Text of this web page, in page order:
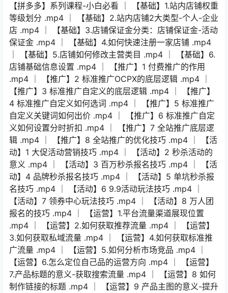
【拼多多】系列课程-小白必看 │ 【基础】1.站内店铺权重
等级划分 .mp4 │ 【基础】2.站内店铺2大类型-个人-企业
店 .mp4 │ 【基础】3.店铺保证金分类：店铺保证金-活动
保证金 .mp4 │ 【基础】4.如何快速注册一家店铺 .mp4
│ 【基础】5.店铺如何修改主营类目 .mp4 │ 【基础】6.
店铺基础信息设置 .mp4 │ 【推广】1 付费推广的作用
.mp4 │ 【推广】2 标准推广OCPX的底层逻辑 .mp4 │
【推广】3 标准推广自定义的底层逻辑 .mp4 │ 【推广】
4 标准推广自定义如何选词 .mp4 │ 【推广】5 标准推广
自定义关键词如何出价 .mp4 │ 【推广】6 标准推广自定
义如何设置分时折扣 .mp4 │ 【推广】7 全站推广底层逻
辑 .mp4 │ 【推广】8 全站推广的优化技巧 .mp4 │ 【活
动】1 大促活动营销技巧 .mp4 │ 【活动】2 秒杀活动的
意义 .mp4 │ 【活动】3 百万秒杀报名技巧 .mp4 │ 【活
动】4 品牌秒杀报名技巧 .mp4 │ 【活动】5 单坑秒杀报
名技巧 .mp4 │ 【活动】6 9.9活动玩法技巧 .mp4 │
【活动】7 领券中心玩法技巧 .mp4 │ 【活动】8 万人团
报名的技巧 .mp4 │ 【运营】1.平台流量渠道展现位置
.mp4 │ 【运营】2.如何获取推荐流量 .mp4 │ 【运营】
3.如何获取私域流量 .mp4 │ 【运营】4.如何获取标准推
广流量 .mp4 │ 【运营】5.如何分析市场竞品 .mp4 │
【运营】6.怎么定位自己品的运营方向 .mp4 │ 【运营】
7.产品标题的意义-获取搜索流量 .mp4 │ 【运营】8 如何
制作链接的标题 .mp4 │ 【运营】9 产品主图的意义-提升